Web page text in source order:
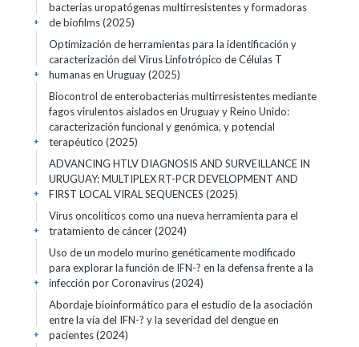
bacterias uropatógenas multirresistentes y formadoras
de biofilms (2025)
+
Optimización de herramientas para la identificación y
caracterización del Virus Linfotrópico de Células T
humanas en Uruguay (2025)
+
Biocontrol de enterobacterias multirresistentes mediante
fagos virulentos aislados en Uruguay y Reino Unido:
caracterización funcional y genómica, y potencial
terapéutico (2025)
+
ADVANCING HTLV DIAGNOSIS AND SURVEILLANCE IN
URUGUAY: MULTIPLEX RT-PCR DEVELOPMENT AND
FIRST LOCAL VIRAL SEQUENCES (2025)
+
Virus oncolíticos como una nueva herramienta para el
tratamiento de cáncer (2024)
+
Uso de un modelo murino genéticamente modificado
para explorar la función de IFN-? en la defensa frente a la
infección por Coronavirus (2024)
+
Abordaje bioinformático para el estudio de la asociación
entre la vía del IFN-? y la severidad del dengue en
pacientes (2024)
+